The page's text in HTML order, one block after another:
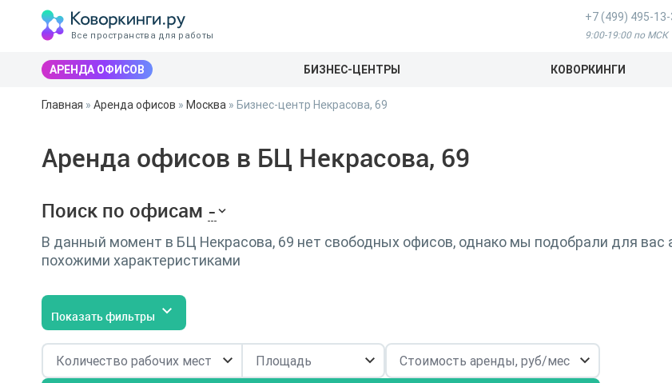
Все пространства для работы
+7 (499) 495-
9:00-19:00 по МСК
АРЕНДА ОФИСОВ БИЗНЕС-ЦЕНТРЫ КОВОРКИНГИ
Главная » Аренда офисов » Москва » Бизнес-центр Некрасова, 69
Аренда офисов в БЦ Некрасова, 69
Поиск по офисам -
В данный момент в БЦ Некрасова, 69 нет свободных офисов, однако мы подобрали для вас
похожими характеристиками
Показать фильтры